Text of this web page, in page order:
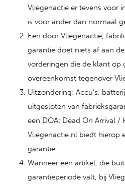
Vliegenactie er tevens voor
is voor ander dan normaal
Een door Vliegenactie,
garantie doet niets af aan
vorderingen die de klant op
overeenkomst tegenover
Uitzondering: Accu’s,
uitgesloten van
een DOA: Dead On Arrival /
Vliegenactie.nl biedt hierop
garantie.
Wanneer een artikel, die
garantieperiode valt, bij